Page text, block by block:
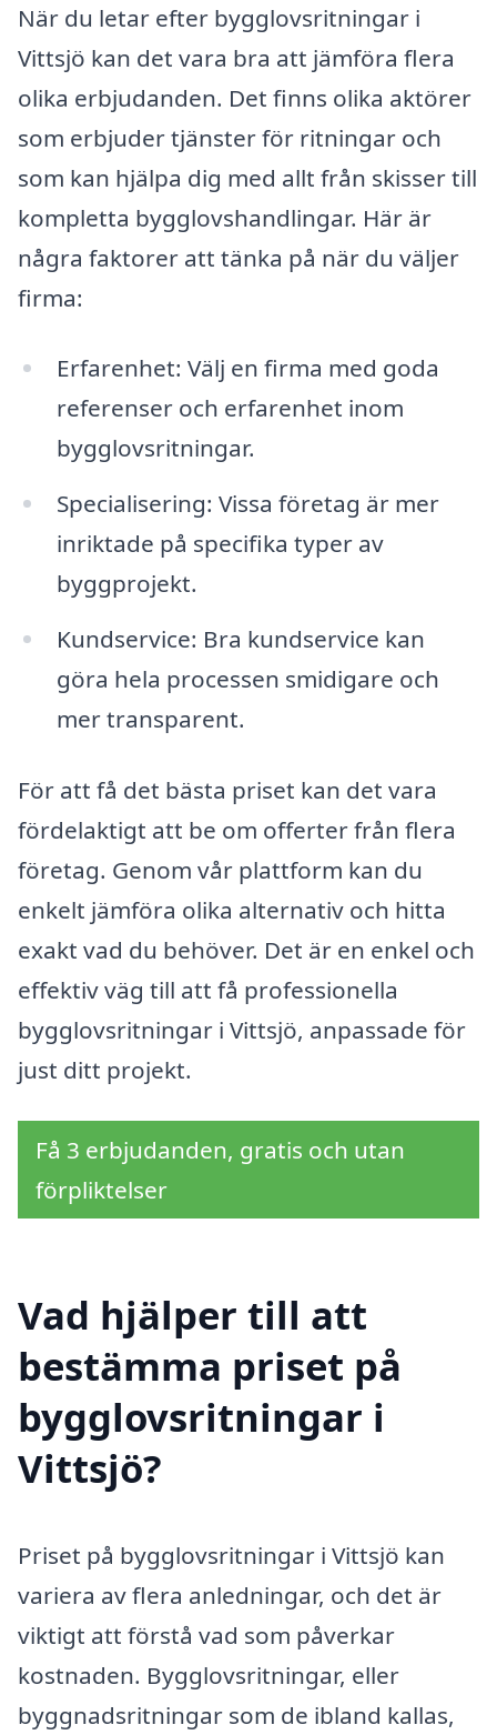
När du letar efter bygglovsritningar i
Vittsjö kan det vara bra att jämföra flera
olika erbjudanden. Det finns olika aktörer
som erbjuder tjänster för ritningar och
som kan hjälpa dig med allt från skisser till
kompletta bygglovshandlingar. Här är
några faktorer att tänka på när du väljer
firma:
Erfarenhet: Välj en firma med goda
referenser och erfarenhet inom
bygglovsritningar.
Specialisering: Vissa företag är mer
inriktade på specifika typer av
byggprojekt.
Kundservice: Bra kundservice kan
göra hela processen smidigare och
mer transparent.
För att få det bästa priset kan det vara
fördelaktigt att be om offerter från flera
företag. Genom vår plattform kan du
enkelt jämföra olika alternativ och hitta
exakt vad du behöver. Det är en enkel och
effektiv väg till att få professionella
bygglovsritningar i Vittsjö, anpassade för
just ditt projekt.
Få 3 erbjudanden, gratis och utan
förpliktelser
Vad hjälper till att
bestämma priset på
bygglovsritningar i
Vittsjö?
Priset på bygglovsritningar i Vittsjö kan
variera av flera anledningar, och det är
viktigt att förstå vad som påverkar
kostnaden. Bygglovsritningar, eller
byggnadsritningar som de ibland kallas,